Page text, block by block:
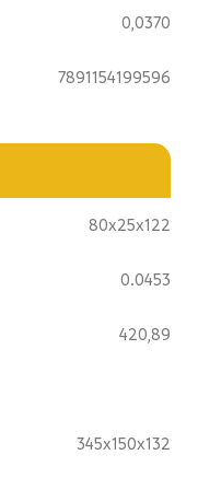
0,0370
7891154199596
80x25x122
0.0453
420,89
345x150x132